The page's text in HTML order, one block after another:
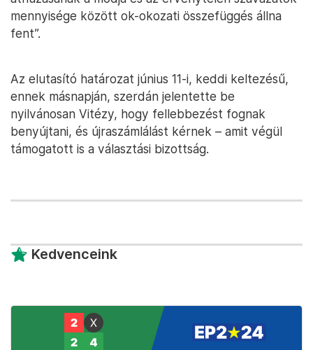
mennyisége között ok-okozati összefüggés állna
fent”.
Az elutasító határozat június 11-i, keddi keltezésű,
ennek másnapján, szerdán jelentette be
nyilvánosan Vitézy, hogy fellebbezést fognak
benyújtani, és újraszámlálást kérnek – amit végül
támogatott is a választási bizottság.
Kedvenceink